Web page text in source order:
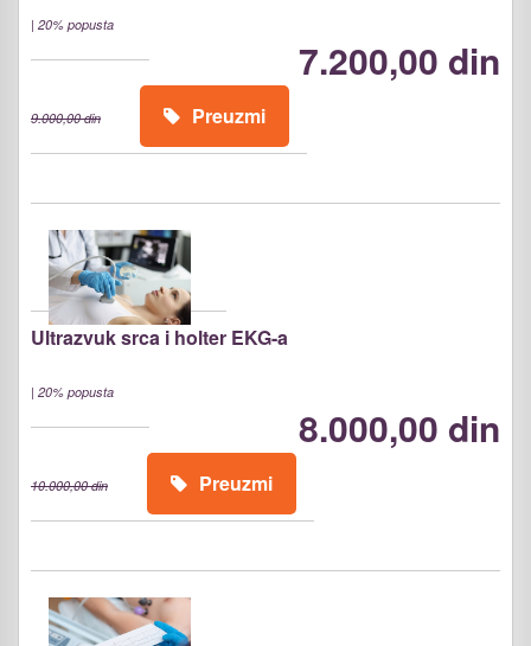
| 20% popusta
7.200,00 din
9.000,00 din Preuzmi
Ultrazvuk srca i holter EKG-a
| 20% popusta
8.000,00 din
10.000,00 din Preuzmi